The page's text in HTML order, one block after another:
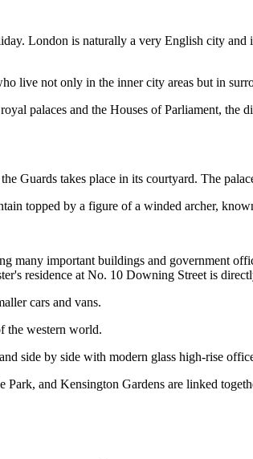
London is naturally a very English city
live not only in the inner city areas but in
palaces and the Houses of Parliament, the
Guards takes place in its courtyard. The
topped by a figure of a winded archer,
important buildings and government
residence at No. 10 Downing Street is
cars and vans.
the western world.
side by side with modern glass high-rise
and Kensington Gardens are linked